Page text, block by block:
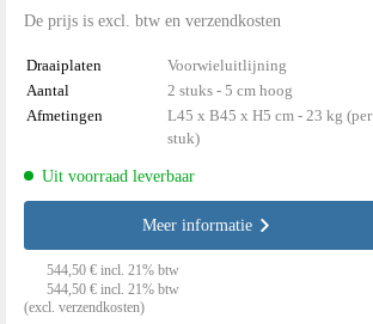
De prijs is excl. btw en verzendkosten
Draaiplaten
Voorwieluitlijning
Aantal
2 stuks - 5 cm hoog
Afmetingen
L45 x B45 x H5 cm - 23 kg (per
stuk)
Uit voorraad leverbaar
Meer informatie
544,50 € incl. 21% btw
544,50 € incl. 21% btw
(excl. verzendkosten)